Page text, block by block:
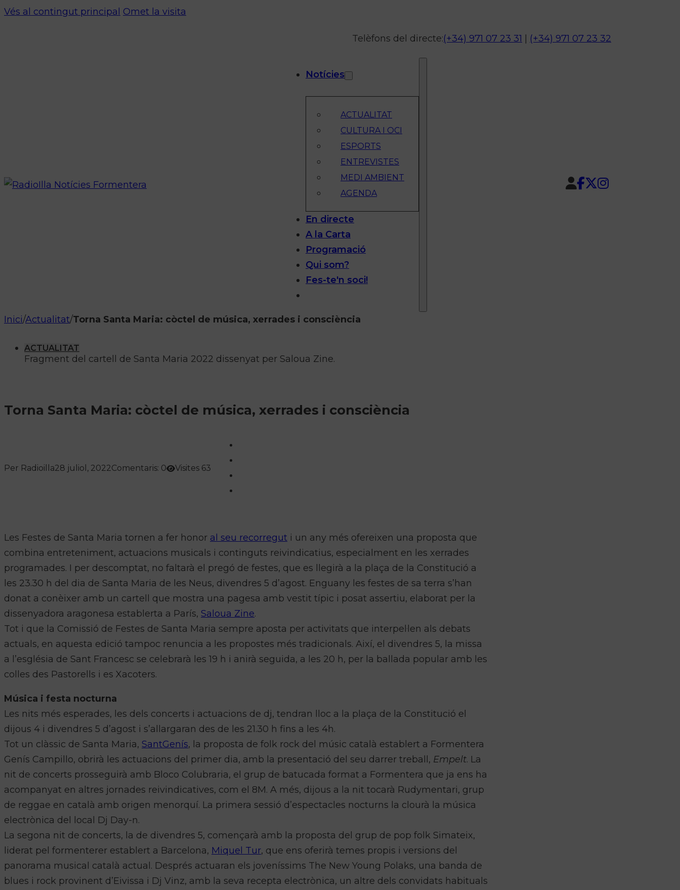
Vés al contingut principal Omet la visita
Telèfons del directe:(+34) 971 07 23 31 (+34) 971 07 23 32
Notícies
ACTUALITAT
CULTURA I OCI
ESPORTS
ENTREVISTES
MEDI AMBIENT
AGENDA
En directe
A la Carta
Programació
Qui som?
Fes-te'n soci!
Inici/Actualitat/Torna Santa Maria: còctel de música, xerrades i consciència
Fragment del cartell de Santa Maria 2022 dissenyat per Saloua Zine.
ACTUALITAT
Torna Santa Maria: còctel de música, xerrades i consciència
Per Radioilla28 juliol, 2022Comentaris: 0 Visites 63
Les Festes de Santa Maria tornen a fer honor al seu recorregut i un any més ofereixen una proposta que
combina entreteniment, actuacions musicals i continguts reivindicatius, especialment en les xerrades
programades. I per descomptat, no faltarà el pregó de festes, que es llegirà a la plaça de la Constitució a
les 23.30 h del dia de Santa Maria de les Neus, divendres 5 d’agost. Enguany les festes de sa terra s’han
donat a conèixer amb un cartell que mostra una pagesa amb vestit típic i posat assertiu, elaborat per la
dissenyadora aragonesa establerta a París, Saloua Zine.
Tot i que la Comissió de Festes de Santa Maria sempre aposta per activitats que interpel·len als debats
actuals, en aquesta edició tampoc renuncia a les propostes més tradicionals. Així, el divendres 5, la missa
a l’església de Sant Francesc se celebrarà les 19 h i anirà seguida, a les 20 h, per la ballada popular amb les
colles des Pastorells i es Xacoters.
Música i festa nocturna
Les nits més esperades, les dels concerts i actuacions de dj, tendran lloc a la plaça de la Constitució el
dijous 4 i divendres 5 d’agost i s’allargaran des de les 21.30 h fins a les 4h.
Tot un clàssic de Santa Maria, SantGenís, la proposta de folk rock del músic català establert a Formentera
Genís Campillo, obrirà les actuacions del primer dia, amb la presentació del seu darrer treball, Empelt. La
nit de concerts prosseguirà amb Bloco Colubraria, el grup de batucada format a Formentera que ja ens ha
acompanyat en altres jornades reivindicatives, com el 8M. A més, dijous a la nit tocarà Rudymentari, grup
de reggae en català amb origen menorquí. La primera sessió d’espectacles nocturns la clourà la música
electrònica del local Dj Day-n.
La segona nit de concerts, la de divendres 5, començarà amb la proposta del grup de pop folk Simateix,
liderat pel formenterer establert a Barcelona, Miquel Tur, que ens oferirà temes propis i versions del
panorama musical català actual. Després actuaran els joveníssims The New Young Polaks, una banda de
blues i rock provinent d’Eivissa i Dj Vinz, amb la seva recepta electrònica, un altre dels convidats habituals